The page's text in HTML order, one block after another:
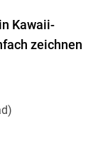
Kawaii-
zeichnen